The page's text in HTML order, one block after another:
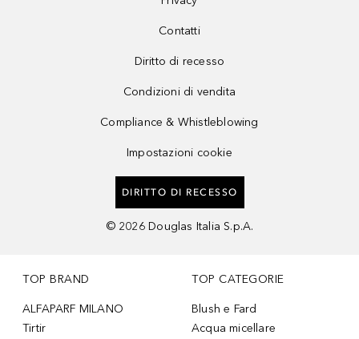
Contatti
Diritto di recesso
Condizioni di vendita
Compliance & Whistleblowing
Impostazioni cookie
DIRITTO DI RECESSO
© 2026 Douglas Italia S.p.A.
TOP BRAND
ALFAPARF MILANO
Tirtir
TOP CATEGORIE
Blush e Fard
Acqua micellare